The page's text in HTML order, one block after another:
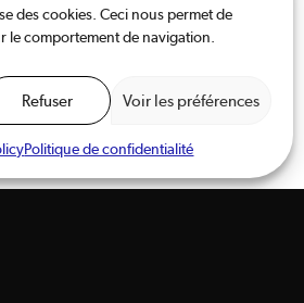
des cookies. Ceci nous permet de
le comportement de navigation.
Refuser Voir les préférences
Politique de confidentialité
Confirmation
Website : horde.ch